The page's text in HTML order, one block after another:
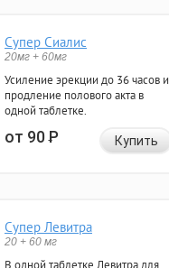
Супер Сиалис
20мг + 60мг
Усиление эрекции до 36 часов и
продление полового акта в
одной таблетке.
от 90Р Купить
Супер Левитра
20 + 60 мг